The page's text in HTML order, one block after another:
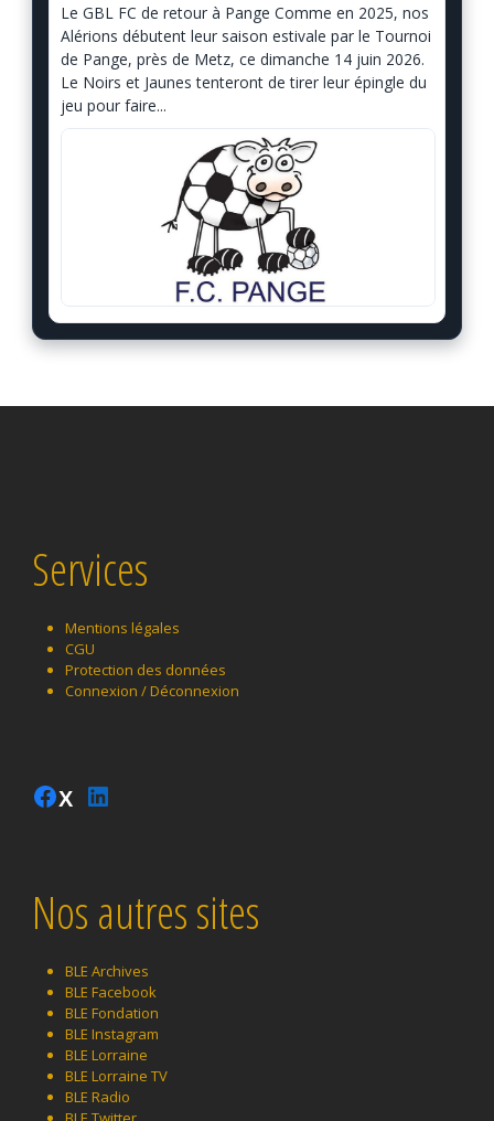
Le GBL FC de retour à Pange Comme en 2025, nos
Alérions débutent leur saison estivale par le Tournoi
de Pange, près de Metz, ce dimanche 14 juin 2026.
Le Noirs et Jaunes tenteront de tirer leur épingle du
jeu pour faire...
Services
Mentions légales
CGU
Protection des données
Connexion / Déconnexion
Facebook Twitter LinkedIn
Nos autres sites
BLE Archives
BLE Facebook
BLE Fondation
BLE Instagram
BLE Lorraine
BLE Lorraine TV
BLE Radio